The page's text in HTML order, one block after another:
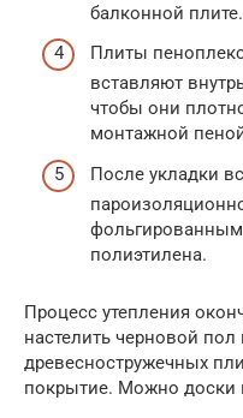
балконной плите.
Плиты
вставляют
чтобы они
монтажной
После укладки
фольгированным
полиэтилена.
Процесс утепления
настелить черновой
древесностружечных
покрытие. Можно доски